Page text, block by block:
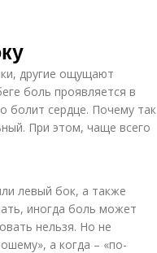
другие ощущают
боль проявляется в
болит сердце. Почему так
При этом, чаще всего
левый бок, а также
иногда боль может
нельзя. Но не
а когда – «по-